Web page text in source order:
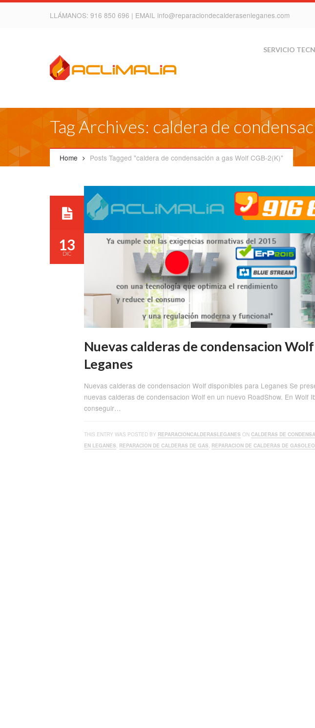
LLÁMANOS: 916 850 696 | EMAIL info@reparaciondecalderasenleganes.com
SERVICIO
Tag Archives: caldera de
Home Posts Tagged "caldera de condensación a gas Wolf CGB-2(K)"
13
DIC
Nuevas calderas de condensacion
Leganes
Nuevas calderas de condensacion Wolf disponibles para Leganes Se
nuevas calderas de condensacion Wolf en un nuevo RoadShow. En Wolf
conseguir…
THIS ENTRY WAS POSTED BY REPARACIONCALDERASLEGANES ON CALDERAS DE
EN LEGANES, REPARACION DE CALDERAS DE GAS, REPARACION DE CALDERAS DE GASOLEO